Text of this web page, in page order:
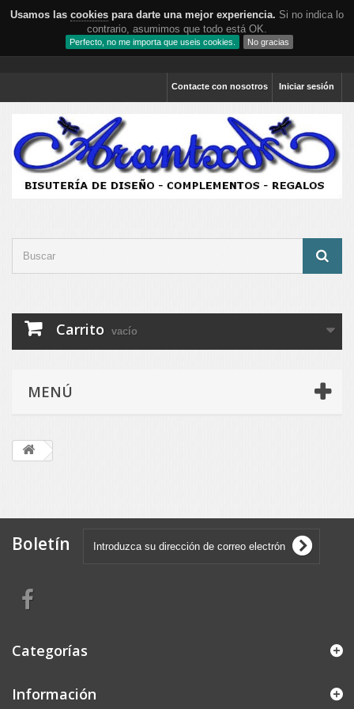
Usamos las cookies para darte una mejor experiencia. Si no indica lo
contrario, asumimos que todo está OK.
Perfecto, no me importa que useis cookies. No gracias
Iniciar sesión
Contacte con nosotros
Carrito vacío
MENÚ
Boletín
Categorías
Información